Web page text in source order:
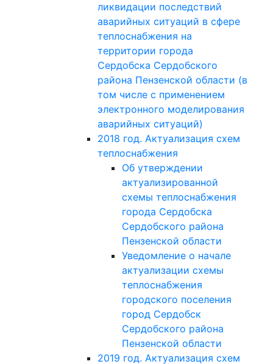
ликвидации последствий
аварийных ситуаций в сфере
теплоснабжения на
территории города
Сердобска Сердобского
района Пензенской области (в
том числе с применением
электронного моделирования
аварийных ситуаций)
2018 год. Актуализация схем
теплоснабжения
Об утверждении
актуализированной
схемы теплоснабжения
города Сердобска
Сердобского района
Пензенской области
Уведомление о начале
актуализации схемы
теплоснабжения
городского поселения
город Сердобск
Сердобского района
Пензенской области
2019 год. Актуализация схем